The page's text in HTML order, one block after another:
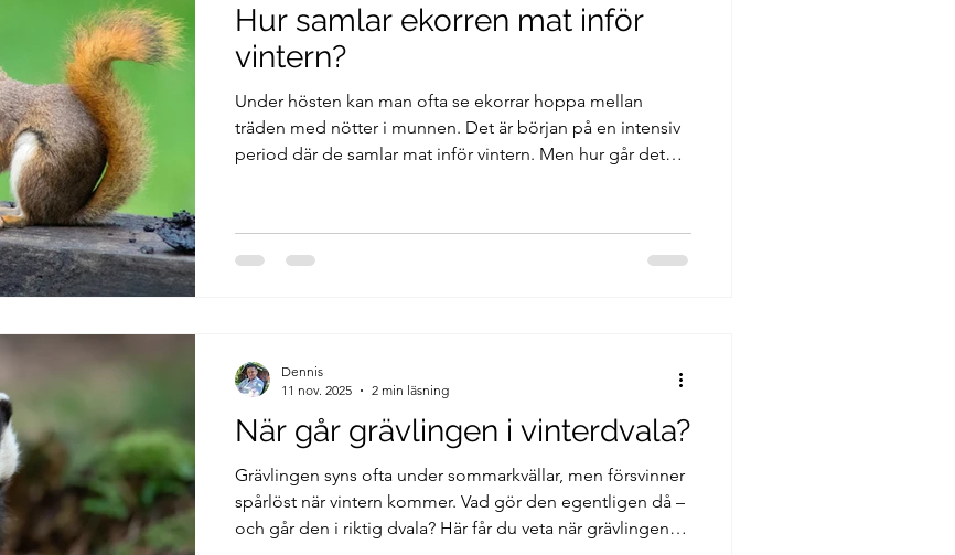
Hur samlar ekorren mat inför
vintern?
Under hösten kan man ofta se ekorrar hoppa mellan
träden med nötter i munnen. Det är början på en intensiv
period där de samlar mat inför vintern. Men hur går det
När går grävlingen i vinterdvala?
Grävlingen syns ofta under sommarkvällar, men försvinner
spårlöst när vintern kommer. Vad gör den egentligen då –
och går den i riktig dvala? Här får du veta när grävlingen
Dennis
11 nov. 2025
2 min läsning